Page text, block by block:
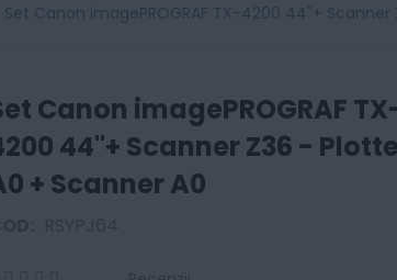
Set Canon imagePROGRAF TX-4200 44"+
Canon imagePROGRAF
44"+ Scanner Z36 -
+ Scanner A0